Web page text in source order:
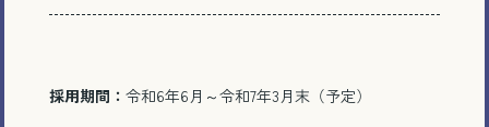
採用期間： 令和6年6月～令和7年3月末（予定）